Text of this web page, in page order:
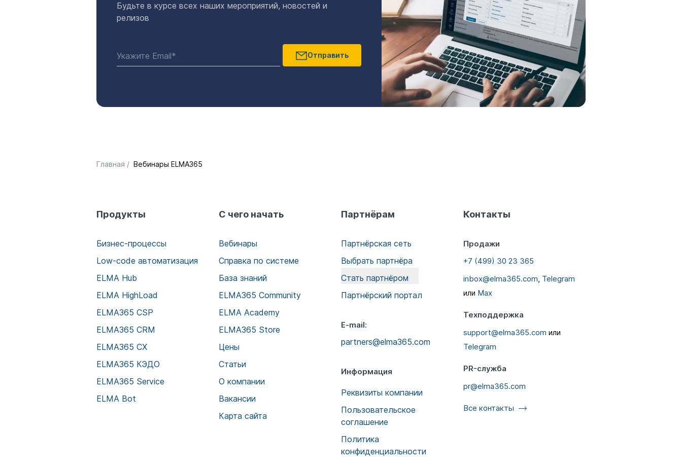
Будьте в курсе всех наших мероприятий, новостей и
релизов
Отправить
Главная / Вебинары ELMA365
Продукты
Бизнес-процессы
Low-code автоматизация
ELMA Hub
ELMA HighLoad
ELMA365 CSP
ELMA365 CRM
ELMA365 CX
ELMA365 КЭДО
ELMA365 Service
ELMA Bot
С чего начать
Вебинары
Справка по системе
База знаний
ELMA365 Community
ELMA Academy
ELMA365 Store
Цены
Статьи
О компании
Вакансии
Карта сайта
Партнёрам
Партнёрская сеть
Выбрать партнёра
Стать партнёром
Партнёрский портал
E-mail:
partners@elma365.com
Информация
Реквизиты компании
Пользовательское
соглашение
Политика
конфиденциальности
Контакты
Продажи
+7 (499) 30 23 365
inbox@elma365.com, Telegram
или Max
Техподдержка
support@elma365.com или
Telegram
PR-служба
pr@elma365.com
Все контакты